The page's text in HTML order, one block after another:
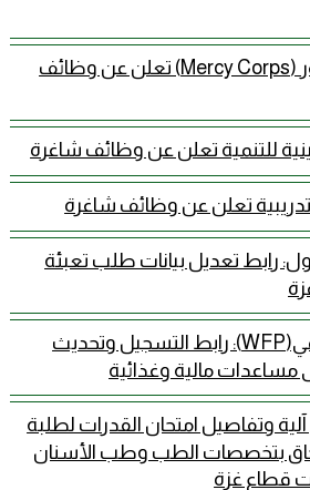
منظمة ميرسي كور (Mercy Corps) تعلن عن وظائف
للتنمية تعلن عن وظائف شاغرة
تعلن عن وظائف شاغرة
رابط تعديل بيانات طلب تعبئة
برنامج الغذاء العالمي(WFP): رابط التسجيل وتحديث
مساعدات مالية وغذائية
آلية وتفاصيل امتحان القدرات لطلبة
بتخصصات الطب وطب الأسنان
قطاع غزة